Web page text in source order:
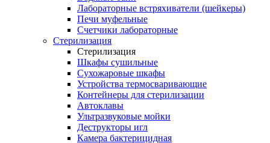
Лабораторные встряхиватели (шейкеры)
Печи муфельные
Счетчики лабораторные
Стерилизация
Стерилизация
Шкафы сушильные
Сухожаровые шкафы
Устройства термосваривающие
Контейнеры для стерилизации
Автоклавы
Ультразвуковые мойки
Деструкторы игл
Камера бактерицидная